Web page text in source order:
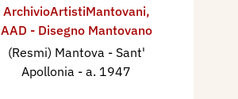
ArchivioArtistiMantovani,
AAD - Disegno Mantovano
(Resmi) Mantova - Sant'
Apollonia - a. 1947